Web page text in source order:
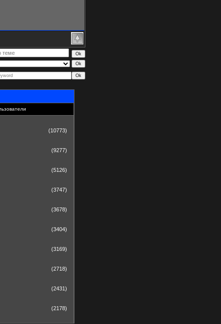
(10773)
(9277)
(5126)
(3747)
(3678)
(3404)
(3169)
(2718)
(2431)
(2178)